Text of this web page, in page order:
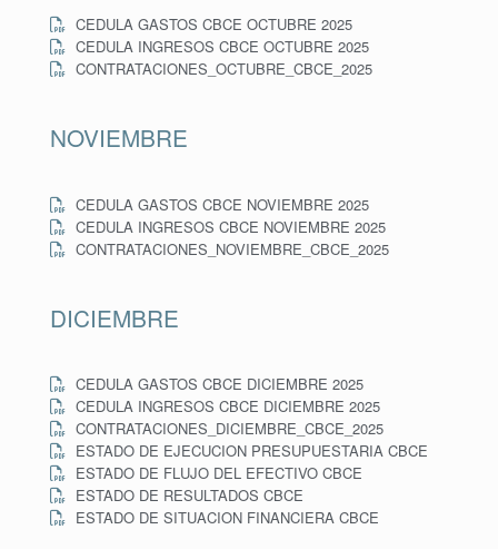
CEDULA GASTOS CBCE OCTUBRE 2025
CEDULA INGRESOS CBCE OCTUBRE 2025
CONTRATACIONES_OCTUBRE_CBCE_2025
NOVIEMBRE
CEDULA GASTOS CBCE NOVIEMBRE 2025
CEDULA INGRESOS CBCE NOVIEMBRE 2025
CONTRATACIONES_NOVIEMBRE_CBCE_2025
DICIEMBRE
CEDULA GASTOS CBCE DICIEMBRE 2025
CEDULA INGRESOS CBCE DICIEMBRE 2025
CONTRATACIONES_DICIEMBRE_CBCE_2025
ESTADO DE EJECUCION PRESUPUESTARIA CBCE
ESTADO DE FLUJO DEL EFECTIVO CBCE
ESTADO DE RESULTADOS CBCE
ESTADO DE SITUACION FINANCIERA CBCE